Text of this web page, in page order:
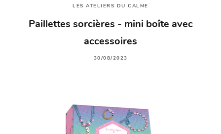
LES ATELIERS DU CALME
Paillettes sorcières - mini boîte avec
accessoires
30/08/2023